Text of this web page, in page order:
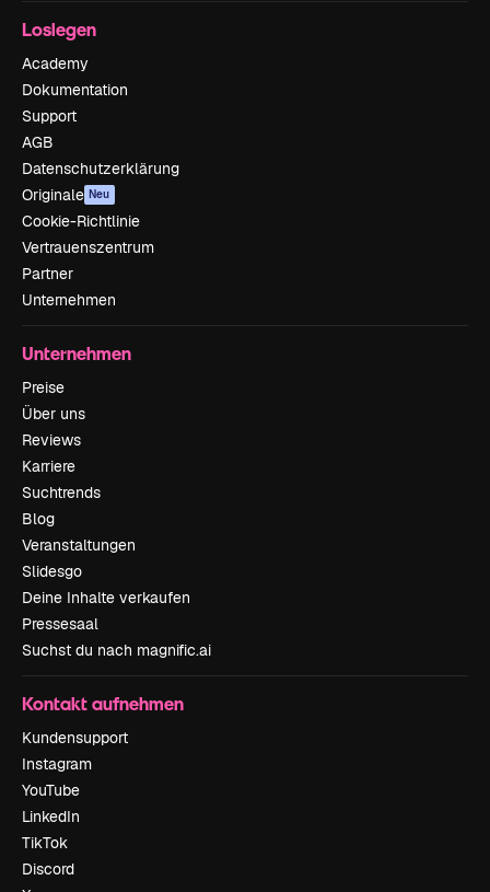
Loslegen
Academy
Dokumentation
Support
AGB
Datenschutzerklärung
Originale Neu
Cookie-Richtlinie
Vertrauenszentrum
Partner
Unternehmen
Unternehmen
Preise
Über uns
Reviews
Karriere
Suchtrends
Blog
Veranstaltungen
Slidesgo
Deine Inhalte verkaufen
Pressesaal
Suchst du nach magnific.ai
Kontakt aufnehmen
Kundensupport
Instagram
YouTube
LinkedIn
TikTok
Discord